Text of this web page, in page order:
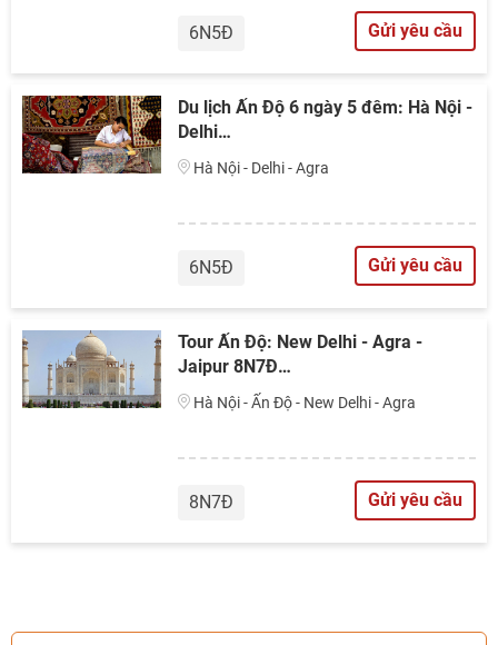
6N5Đ Gửi yêu cầu
Du lịch Ấn Độ 6 ngày 5 đêm: Hà Nội -
Delhi…
Hà Nội - Delhi - Agra
6N5Đ Gửi yêu cầu
Tour Ấn Độ: New Delhi - Agra -
Jaipur 8N7Đ…
Hà Nội - Ấn Độ - New Delhi - Agra
8N7Đ Gửi yêu cầu